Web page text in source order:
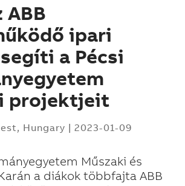
ABB
ipari
a Pécsi
projektjeit
Hungary | 2023-01-09
Műszaki és
a diákok többfajta ABB